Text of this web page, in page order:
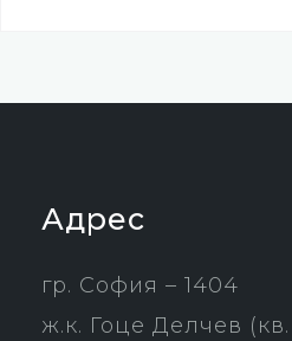
Адрес
гр. София – 1404
ж.к. Гоце Делчев